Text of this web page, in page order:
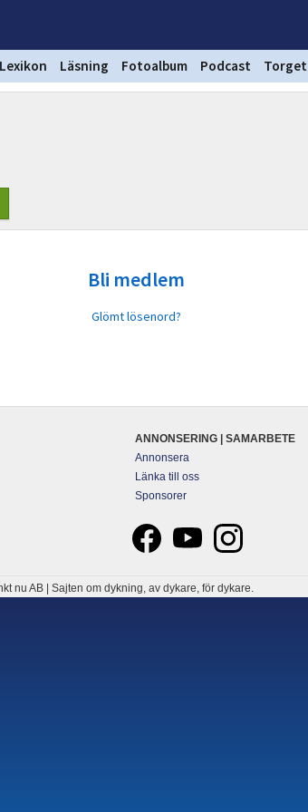
Lexikon Läsning Fotoalbum Podcast Torget
Bli medlem
Glömt lösenord?
ANNONSERING | SAMARBETE
Annonsera
Länka till oss
Sponsorer
nu AB | Sajten om dykning, av dykare, för dykare.